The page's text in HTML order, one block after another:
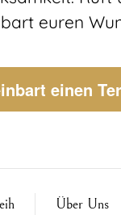
euren
einen
Über Uns